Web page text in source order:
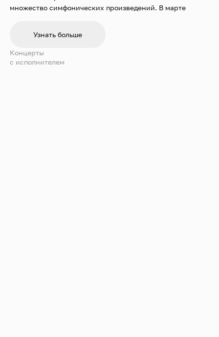
множество симфонических произведений. В марте
Чайковского.
Узнать больше
Концерты
c исполнителем